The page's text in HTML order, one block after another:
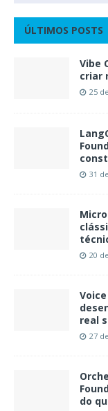
ÚLTIMOS POSTS
Vibe
criar
25
31
20
real
27
do